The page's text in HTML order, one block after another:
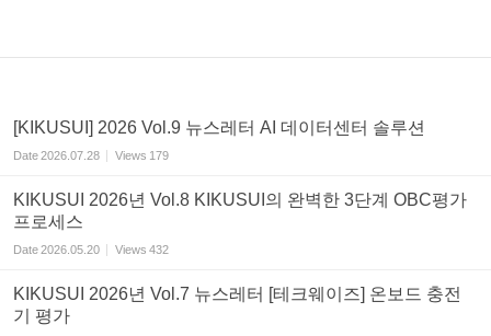
[KIKUSUI] 2026 Vol.9 뉴스레터 AI 데이터센터 솔루션
Date2026.07.28 Views 179
KIKUSUI 2026년 Vol.8 KIKUSUI의 완벽한 3단계 OBC평가
프로세스
Date2026.05.20 Views 432
KIKUSUI 2026년 Vol.7 뉴스레터 [테크웨이즈] 온보드 충전
기 평가